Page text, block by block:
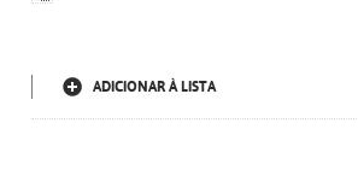
ADICIONAR À LISTA